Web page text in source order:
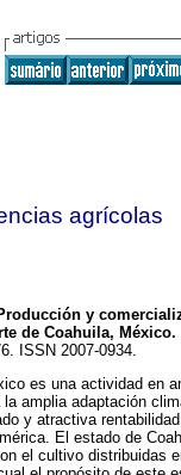
agrícolas
y
de Coahuila, México.
ISSN 2007-0934.
es una actividad en
amplia adaptación
y atractiva
El estado de
el cultivo distribuidas